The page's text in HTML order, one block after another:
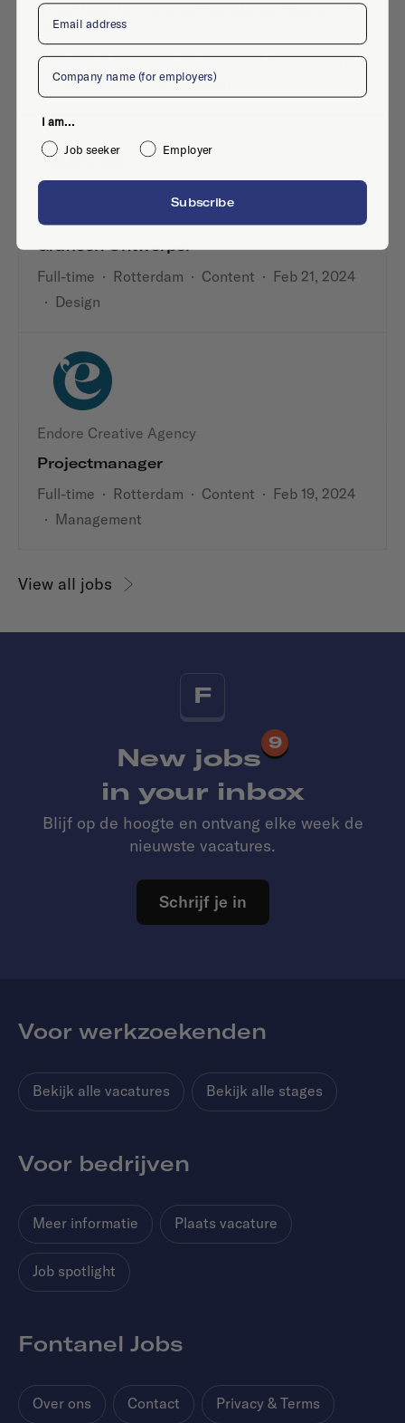
Creatieve Javascript Developer Gezocht
Bij Vuurrood
Full-time·Rotterdam·Back-end development
·Apr 3, 2024·Development
Onwijs Mooie Dingen
Grafisch Ontwerper
Full-time · Rotterdam · Content · Feb 21, 2024
· Design
Endore Creative Agency
Projectmanager
Full-time · Rotterdam · Content · Feb 19, 2024
· Management
View all jobs
F
New jobs
9
in your inbox
Blijf op de hoogte en ontvang elke week de
nieuwste vacatures.
Schrijf je in
Voor werkzoekenden
Bekijk alle vacatures Bekijk alle stages
Voor bedrijven
Meer informatie Plaats vacature
Job spotlight
Fontanel Jobs
Over ons Contact Privacy & Terms
Email
Company
I am...
Job seeker
Employer
Subscribe